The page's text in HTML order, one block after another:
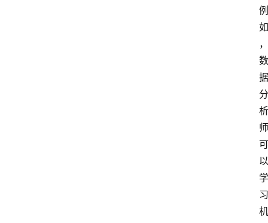
例
如
，
数
据
分
析
师
可
以
学
习
机